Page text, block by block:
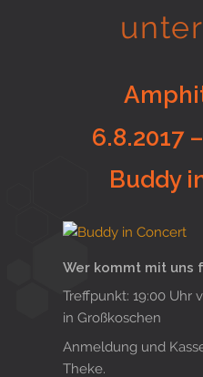
Aktiv für
Gesunde
6.8.2017
Buddy
Wer kommt mit uns
Treffpunkt: 19:00 Uhr
in Großkoschen
Anmeldung und
Theke.